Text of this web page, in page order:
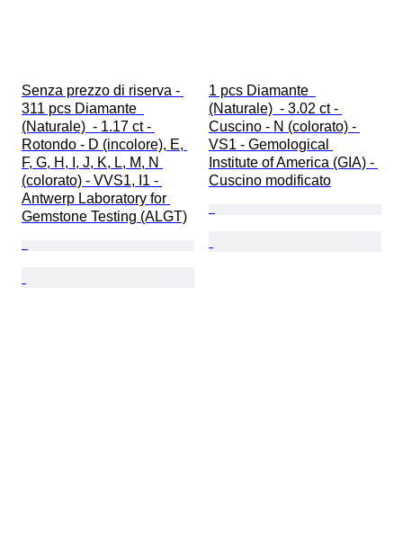
Senza prezzo di riserva -
311 pcs Diamante
(Naturale)  - 1.17 ct -
Rotondo - D (incolore), E,
F, G, H, I, J, K, L, M, N
(colorato) - VVS1, I1 -
Antwerp Laboratory for
Gemstone Testing (ALGT)
1 pcs Diamante
(Naturale)  - 3.02 ct -
Cuscino - N (colorato) -
VS1 - Gemological
Institute of America (GIA) -
Cuscino modificato